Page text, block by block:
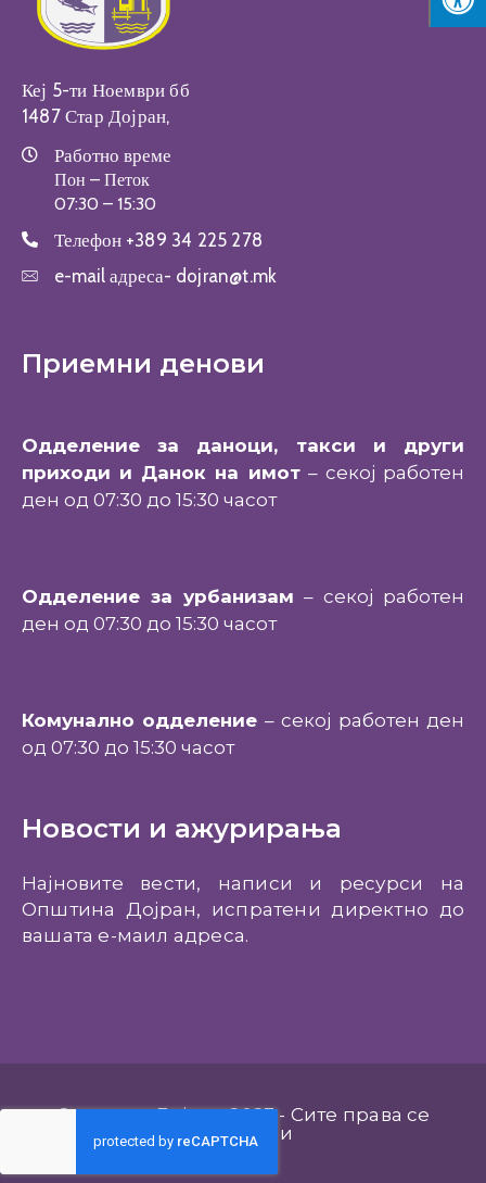
Кеј 5-ти Ноември бб
1487 Стар Дојран,
Работно време
Пон – Петок
07:30 – 15:30
Телефон +389 34 225 278
e-mail адреса- dojran@t.mk
Приемни денови
Одделение за даноци, такси и други
приходи и Данок на имот– секој работен
ден од 07:30 до 15:30 часот
Одделение за урбанизам – секој работен
ден од 07:30 до 15:30 часот
Комунално одделение – секој работен ден
од 07:30 до 15:30 часот
Новости и ажурирања
Најновите вести, написи и ресурси на
Општина Дојран, испратени директно до
вашата е-маил адреса.
Општина Дојран 2023 - Сите права се
задржани